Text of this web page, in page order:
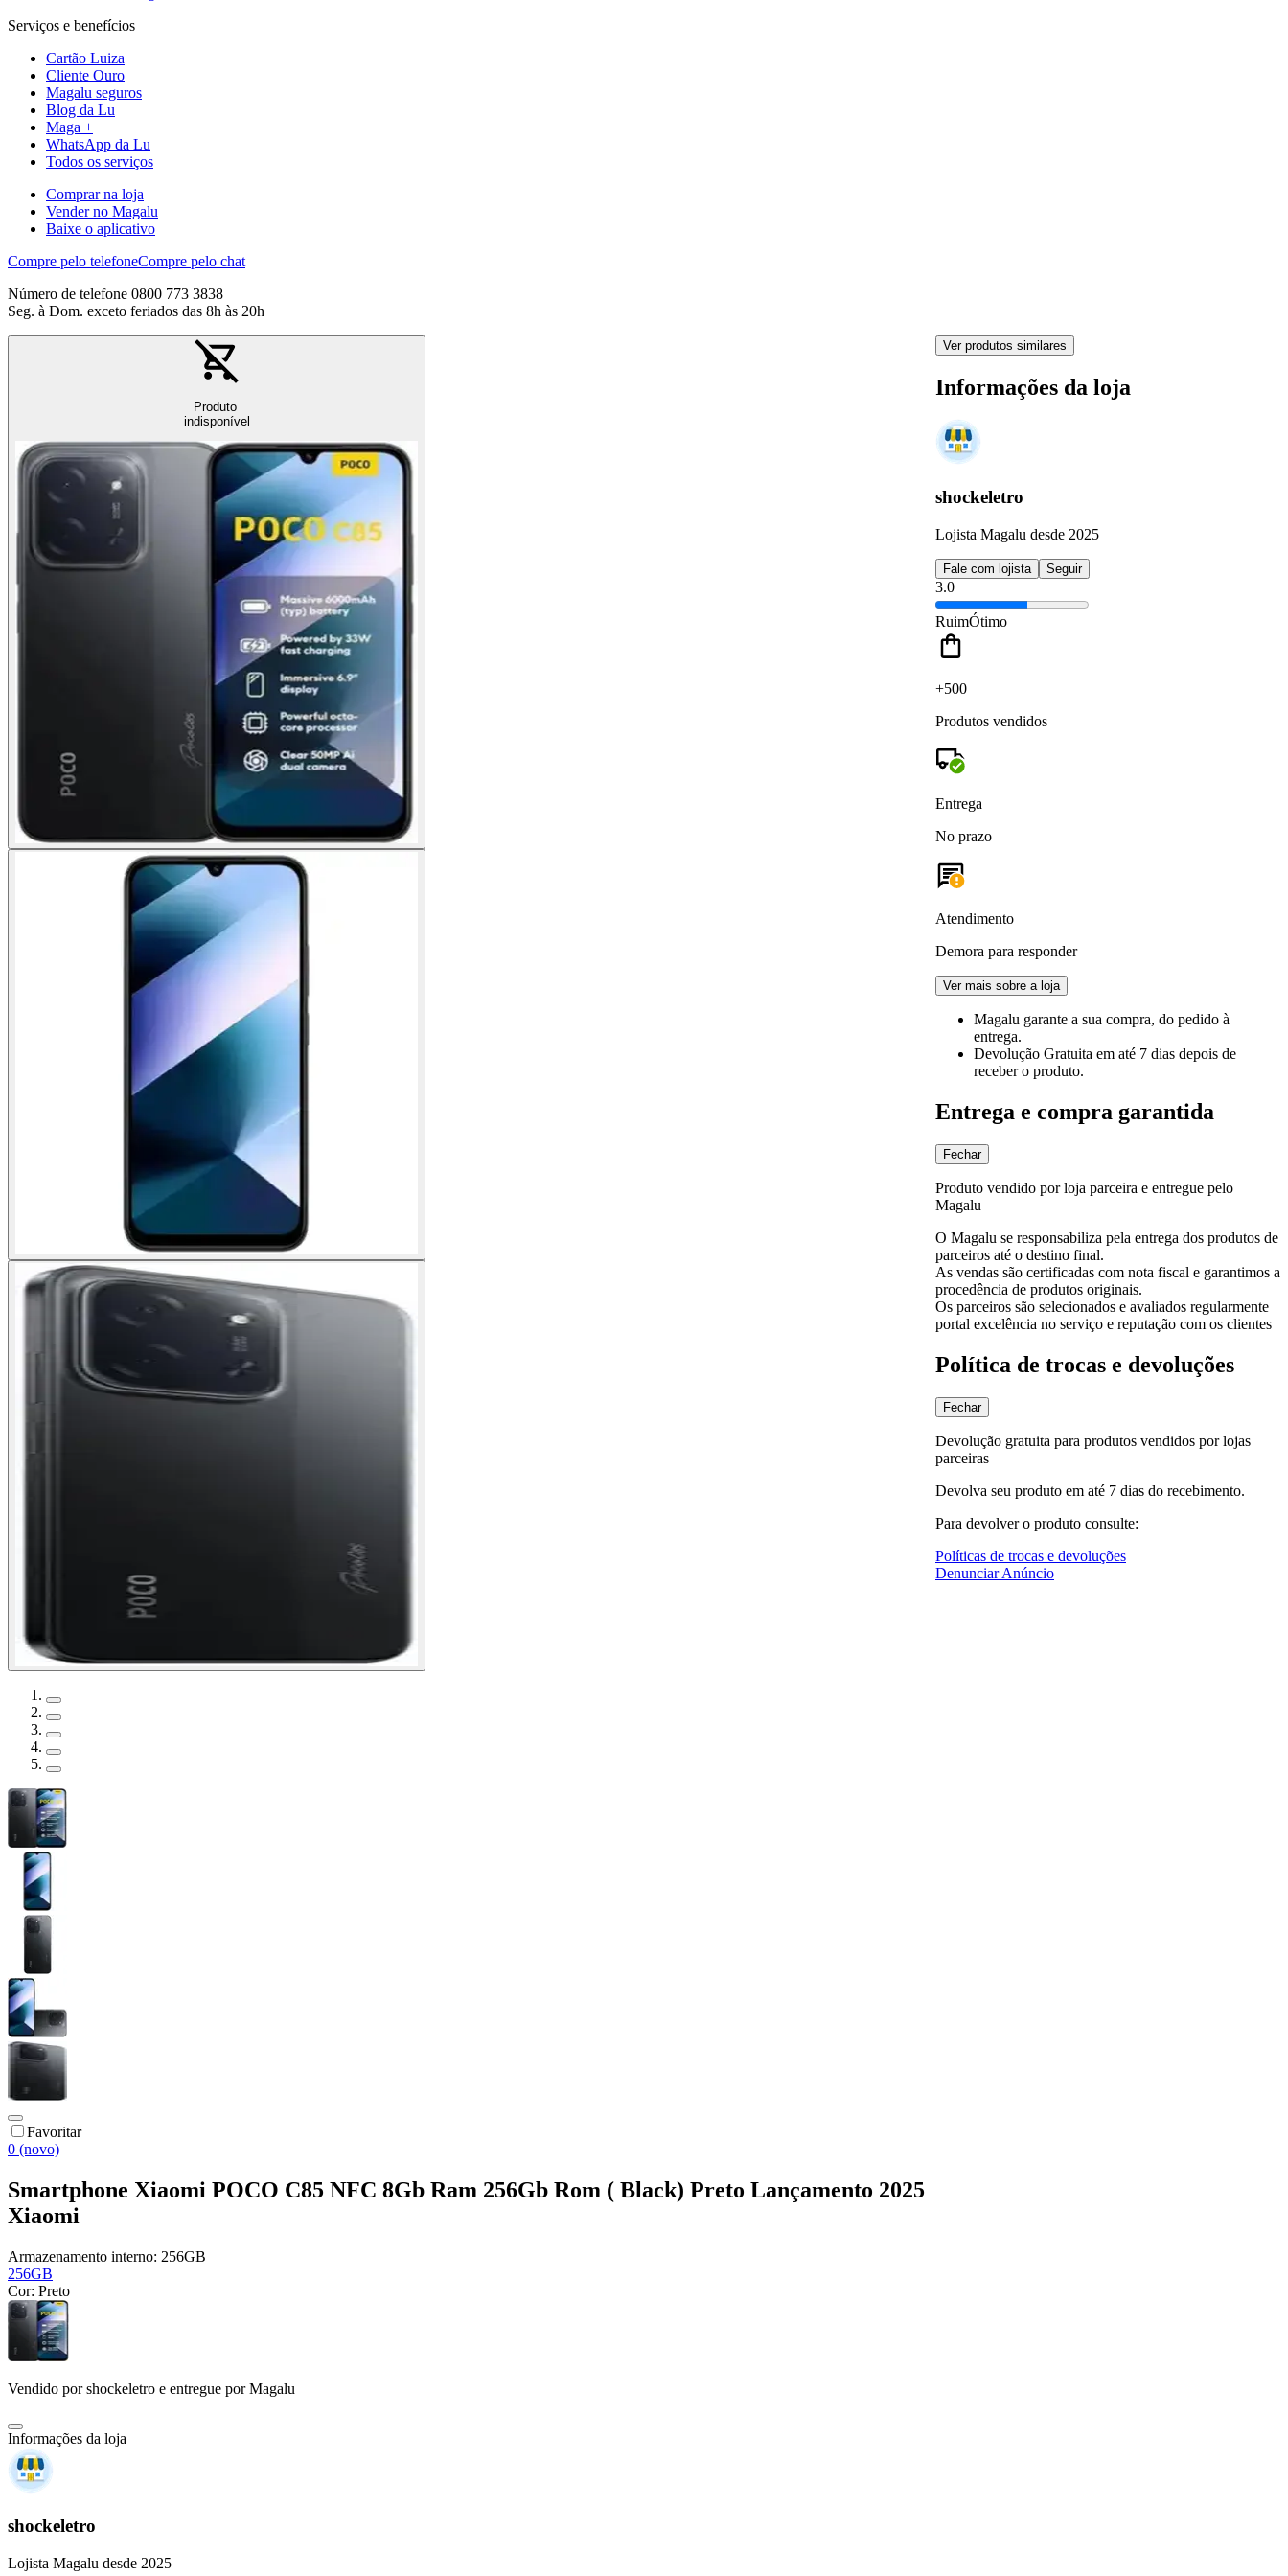
Serviços e benefícios
Cartão Luiza
Cliente Ouro
Magalu seguros
Blog da Lu
Maga +
WhatsApp da Lu
Todos os serviços
Comprar na loja
Vender no Magalu
Baixe o aplicativo
Compre pelo telefoneCompre pelo chat
Número de telefone 0800 773 3838
Seg. à Dom. exceto feriados das 8h às 20h
Produto
indisponível
Favoritar
0 (novo)
Smartphone Xiaomi POCO C85 NFC 8Gb Ram 256Gb Rom ( Black) Preto Lançamento 2025
Xiaomi
Armazenamento interno: 256GB
256GB
Cor: Preto
Vendido porshockeletro e entregue por Magalu
Informações da loja
shockeletro
Lojista Magalu desde 2025
Ver produtos similares
Informações da loja
shockeletro
Lojista Magalu desde 2025
Fale com lojista Seguir
3.0
RuimÓtimo
+500
Produtos vendidos
Entrega
No prazo
Atendimento
Demora para responder
Ver mais sobre a loja
Magalu garante a sua compra, do pedido à
entrega.
Devolução Gratuita em até 7 dias depois de
receber o produto.
Entrega e compra garantida
Fechar
Produto vendido por loja parceira e entregue pelo
Magalu
O Magalu se responsabiliza pela entrega dos produtos de
parceiros até o destino final.
As vendas são certificadas com nota fiscal e garantimos a
procedência de produtos originais.
Os parceiros são selecionados e avaliados regularmente
portal excelência no serviço e reputação com os clientes
Política de trocas e devoluções
Fechar
Devolução gratuita para produtos vendidos por lojas
parceiras
Devolva seu produto em até 7 dias do recebimento.
Para devolver o produto consulte:
Políticas de trocas e devoluções
Denunciar Anúncio